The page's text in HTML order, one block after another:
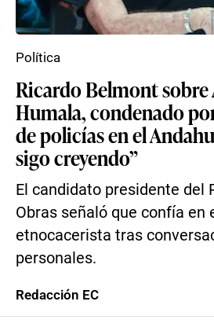
Ricardo Belmont
Humala, condenado
de policías en el
sigo creyendo”
El candidato presidente del
Obras señaló que confía en
etnocacerista tras
personales.
Política
Redacción EC